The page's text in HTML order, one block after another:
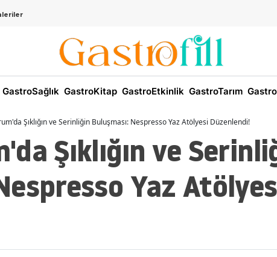
GastroSağlık GastroKitap GastroEtkinlik GastroTarım
Şıklığın ve Serinliğin Buluşması: Nespresso Yaz Atölyesi Düzenlendi!
Şıklığın ve
Yaz